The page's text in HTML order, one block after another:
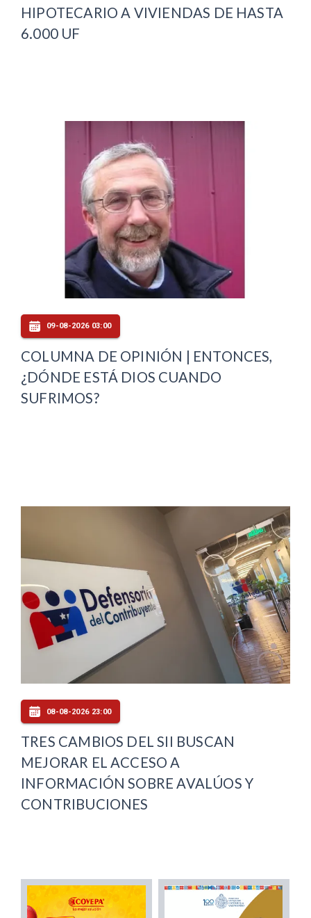
HIPOTECARIO A VIVIENDAS DE HASTA
6.000 UF
09-08-2026 03:00
COLUMNA DE OPINIÓN | ENTONCES,
¿DÓNDE ESTÁ DIOS CUANDO
SUFRIMOS?
08-08-2026 23:00
TRES CAMBIOS DEL SII BUSCAN
MEJORAR EL ACCESO A
INFORMACIÓN SOBRE AVALÚOS Y
CONTRIBUCIONES